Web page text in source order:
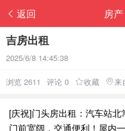
返回 房
吉房出租
2025/6/8 14:45:38
浏览 2611 评论 0 收藏 来
[庆祝]门头房出租：汽车站北
门前宽阔，交通便利！屋内